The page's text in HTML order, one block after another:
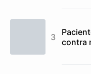
contra